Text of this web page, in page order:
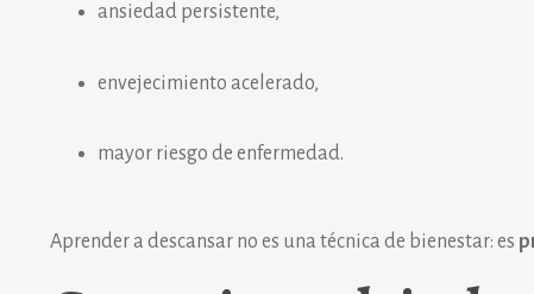
ansiedad persistente,
envejecimiento acelerado,
mayor riesgo de enfermedad.
Aprender a descansar no es una técnica de bienestar: es